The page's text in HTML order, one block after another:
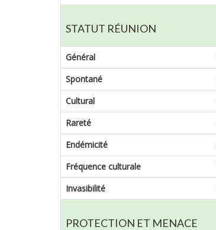
STATUT RÉUNION
Général
Spontané
Cultural
Rareté
Endémicité
Fréquence culturale
Invasibilité
PROTECTION ET MENACE